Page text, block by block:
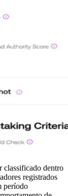
classificado dentro
registrados
período